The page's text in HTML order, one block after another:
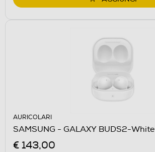
AURICOLARI
SAMSUNG - GALAXY BUDS2-White
€ 143,00